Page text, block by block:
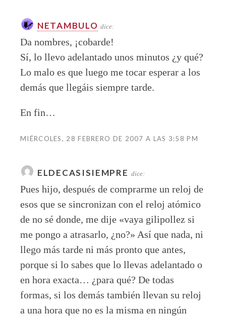
NETAMBULO dice:
Da nombres, ¡cobarde!
Sí, lo llevo adelantado unos minutos ¿y qué?
Lo malo es que luego me tocar esperar a los
demás que llegáis siempre tarde.
En fin…
MIÉRCOLES, 28 FEBRERO DE 2007 A LAS 3:58 PM
ELDECASISIEMPRE dice:
Pues hijo, después de comprarme un reloj de
esos que se sincronizan con el reloj atómico
de no sé donde, me dije «vaya gilipollez si
me pongo a atrasarlo, ¿no?» Así que nada, ni
llego más tarde ni más pronto que antes,
porque si lo sabes que lo llevas adelantado o
en hora exacta… ¿para qué? De todas
formas, si los demás también llevan su reloj
a una hora que no es la misma en ningún